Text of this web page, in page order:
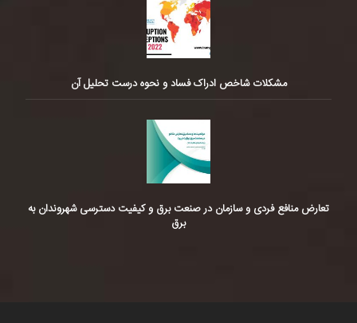
مشکلات شاخص ادراک فساد و نحوه درست تحلیل آن
تعارض منافع فردی و سازمان در صنعت برق و کیفیت دسترسی شهروندان به
برق